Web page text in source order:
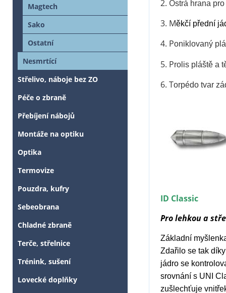
2. Ostrá hrana
3. Měkčí přední
4. Poniklovaný
5. Prolis pláště a
6. Torpédo tvar
ID Classic
Pro lehkou a
Základní
Zdařilo se tak
jádro se
srovnání s UNI
zušlechťuje
Magtech
Sako
Ostatní
Nesmrtící
Střelivo, náboje bez ZO
Péče o zbraně
Přebíjení nábojů
Montáže na optiku
Optika
Termovize
Pouzdra, kufry
Sebeobrana
Chladné zbraně
Terče, střelnice
Trénink, sušení
Lovecké doplňky